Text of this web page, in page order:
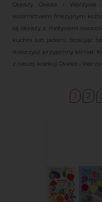
Obrazy Owoce i Warzywa
wzornictwem finezyjnym
są obrazy z motywem
kuchni lub jadalni. Stosując
stworzysz przyjemny klimat.
z naszej kolekcji Owoce i
1 2